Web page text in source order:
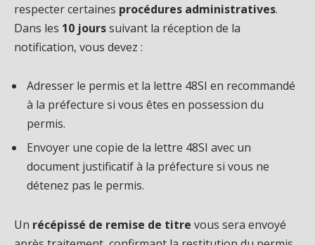
respecter certaines procédures administratives.
Dans les 10 jourssuivant la réception de la
notification, vous devez :
Adresser le permis et la lettre 48SI en recommandé
à la préfecture si vous êtes en possession du
permis.
Envoyer une copie de la lettre 48SI avec un
document justificatif à la préfecture si vous ne
détenez pas le permis.
Un récépissé de remise de titre vous sera envoyé